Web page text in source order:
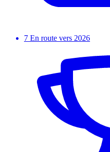
7 En route vers 2026